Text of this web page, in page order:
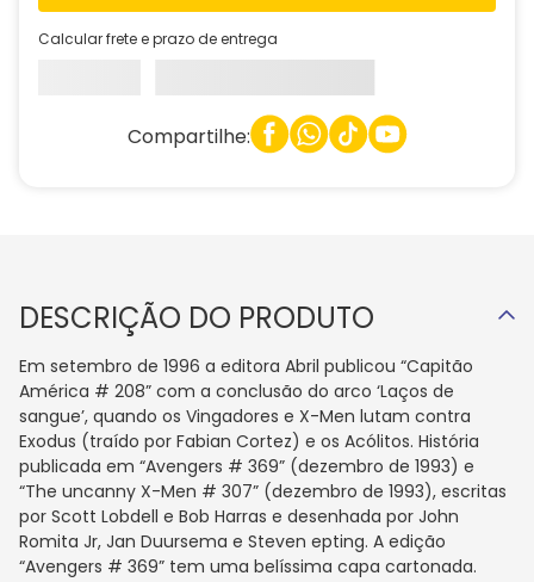
Calcular frete e prazo de entrega
Compartilhe:
DESCRIÇÃO DO PRODUTO
Em setembro de 1996 a editora Abril publicou “Capitão
América # 208” com a conclusão do arco ‘Laços de
sangue’, quando os Vingadores e X-Men lutam contra
Exodus (traído por Fabian Cortez) e os Acólitos. História
publicada em “Avengers # 369” (dezembro de 1993) e
“The uncanny X-Men # 307” (dezembro de 1993), escritas
por Scott Lobdell e Bob Harras e desenhada por John
Romita Jr, Jan Duursema e Steven epting. A edição
“Avengers # 369” tem uma belíssima capa cartonada.